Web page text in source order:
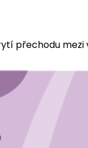
přechodu